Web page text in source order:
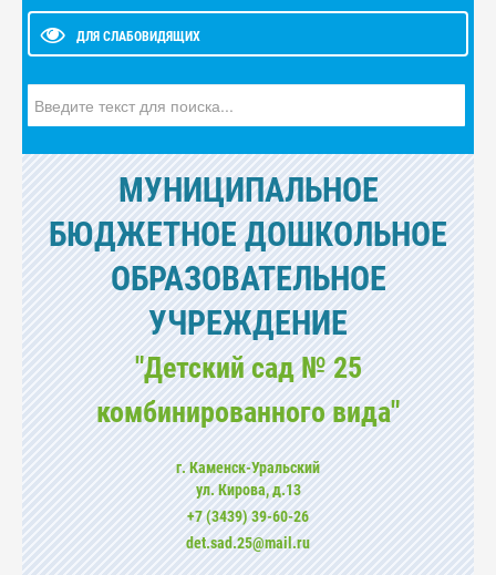
ДЛЯ СЛАБОВИДЯЩИХ
МУНИЦИПАЛЬНОЕ
БЮДЖЕТНОЕ ДОШКОЛЬНОЕ
ОБРАЗОВАТЕЛЬНОЕ
УЧРЕЖДЕНИЕ
"Детский сад № 25
комбинированного вида"
г. Каменск-Уральский
ул. Кирова, д.13
+7 (3439) 39-60-26
det.sad.25@mail.ru